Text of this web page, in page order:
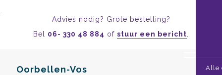
Advies nodig? Grote bestelling?
Bel 06- 330 48 884 of stuur een bericht
Oorbellen-Vos Alle